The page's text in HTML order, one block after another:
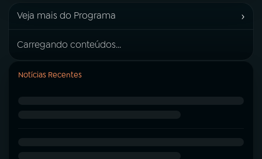
Veja mais do Programa ›
Carregando conteúdos...
Notícias Recentes